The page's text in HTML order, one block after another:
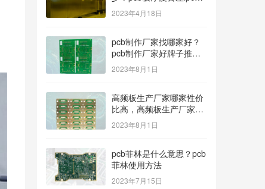
准
2023年4月18日
pcb制作厂家找哪家好？
pcb制作厂家好牌子推
荐！
2023年8月1日
高频板生产厂家哪家性价
比高，高频板生产厂家哪
个公司的好？
2023年8月1日
pcb菲林是什么意思？pcb
菲林使用方法
2023年7月15日